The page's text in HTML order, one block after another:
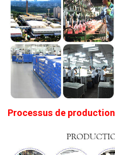
Processus de production